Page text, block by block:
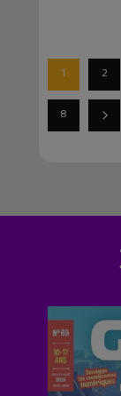
1 2
8